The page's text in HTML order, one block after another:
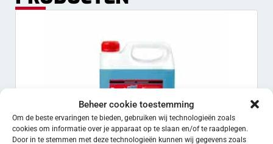
Beheer cookie toestemming
Om de beste ervaringen te bieden, gebruiken wij technologieën zoals
cookies om informatie over je apparaat op te slaan en/of te raadplegen.
Door in te stemmen met deze technologieën kunnen wij gegevens zoals